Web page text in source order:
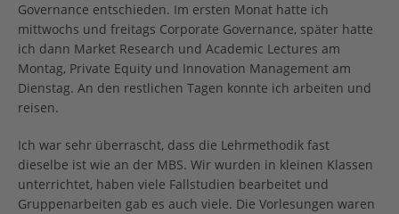
Governance entschieden. Im ersten Monat hatte ich
mittwochs und freitags Corporate Governance, später hatte
ich dann Market Research und Academic Lectures am
Montag, Private Equity und Innovation Management am
Dienstag. An den restlichen Tagen konnte ich arbeiten und
reisen.
Ich war sehr überrascht, dass die Lehrmethodik fast
dieselbe ist wie an der MBS. Wir wurden in kleinen Klassen
unterrichtet, haben viele Fallstudien bearbeitet und
Gruppenarbeiten gab es auch viele. Die Vorlesungen waren